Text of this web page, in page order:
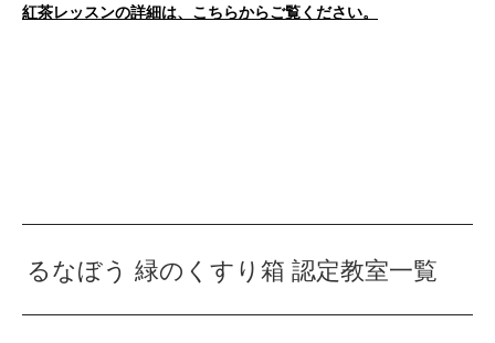
紅茶レッスンの詳細は、こちらからご覧ください。
るなぼう 緑のくすり箱 認定教室一覧